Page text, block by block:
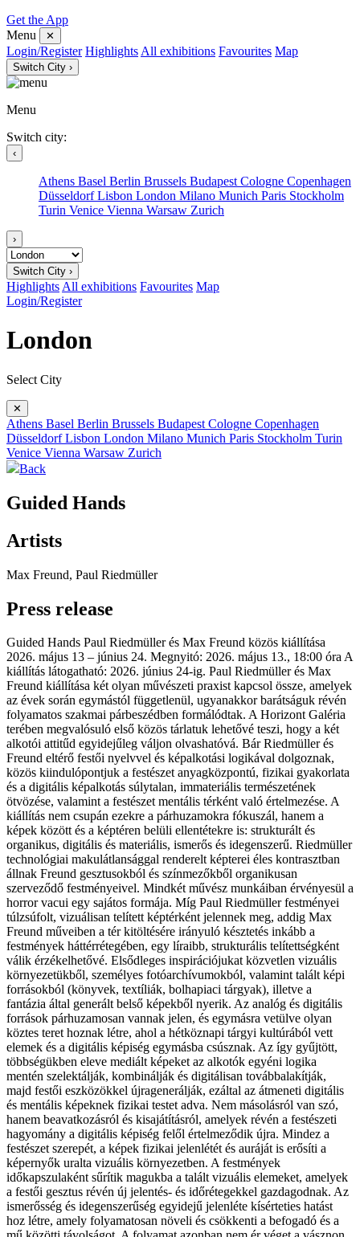
Get the App
Menu
✕
Login/Register Highlights All exhibitions Favourites Map
Switch City ›
Menu
Switch city:
‹
Athens Basel Berlin Brussels Budapest Cologne Copenhagen
DüsseldorfLisbon London Milano Munich Paris Stockholm
Turin Venice Vienna Warsaw Zurich
›
Switch City ›
Highlights All exhibitions Favourites Map
Login/Register
London
Select City
✕
Athens Basel Berlin Brussels Budapest Cologne Copenhagen
DüsseldorfLisbon London Milano Munich Paris Stockholm Turin
Venice Vienna Warsaw Zurich
Back
Guided Hands
Artists
Max Freund, Paul Riedmüller
Press release
Guided Hands Paul Riedmüller és Max Freund közös kiállítása
2026. május 13 – június 24. Megnyitó: 2026. május 13., 18:00 óra A
kiállítás látogatható: 2026. június 24-ig. Paul Riedmüller és Max
Freund kiállítása két olyan művészeti praxist kapcsol össze, amelyek
az évek során egymástól függetlenül, ugyanakkor barátságuk révén
folyamatos szakmai párbeszédben formálódtak. A Horizont Galéria
terében megvalósuló első közös tárlatuk lehetővé teszi, hogy a két
alkotói attitűd egyidejűleg váljon olvashatóvá. Bár Riedmüller és
Freund eltérő festői nyelvvel és képalkotási logikával dolgoznak,
közös kiindulópontjuk a festészet anyagközpontú, fizikai gyakorlata
és a digitális képalkotás súlytalan, immateriális természetének
ötvözése, valamint a festészet mentális térként való értelmezése. A
kiállítás nem csupán ezekre a párhuzamokra fókuszál, hanem a
képek között és a képtéren belüli ellentétekre is: strukturált és
organikus, digitális és materiális, ismerős és idegenszerű. Riedmüller
technológiai makulátlansággal renderelt képterei éles kontrasztban
állnak Freund gesztusokból és színmezőkből organikusan
szerveződő festményeivel. Mindkét művész munkáiban érvényesül a
horror vacui egy sajátos formája. Míg Paul Riedmüller festményei
túlzsúfolt, vizuálisan telített képtérként jelennek meg, addig Max
Freund műveiben a tér kitöltésére irányuló késztetés inkább a
festmények háttérrétegében, egy líraibb, strukturális telítettségként
válik érzékelhetővé. Elsődleges inspirációjukat közvetlen vizuális
környezetükből, személyes fotóarchívumokból, valamint talált képi
forrásokból (könyvek, textíliák, bolhapiaci tárgyak), illetve a
fantázia által generált belső képekből nyerik. Az analóg és digitális
források párhuzamosan vannak jelen, és egymásra vetülve olyan
köztes teret hoznak létre, ahol a hétköznapi tárgyi kultúrából vett
elemek és a digitális képiség egymásba csúsznak. Az így gyűjtött,
többségükben eleve mediált képeket az alkotók egyéni logika
mentén szelektálják, kombinálják és digitálisan továbbalakítják,
majd festői eszközökkel újragenerálják, ezáltal az átmeneti digitális
és mentális képeknek fizikai testet adva. Nem másolásról van szó,
hanem beavatkozásról és kisajátításról, amelyek révén a festészeti
hagyomány a digitális képiség felől értelmeződik újra. Mindez a
festészet szerepét, a képek fizikai jelenlétét és auráját is erősíti a
képernyők uralta vizuális környezetben. A festmények
időkapszulaként sűrítik magukba a talált vizuális elemeket, amelyek
a festői gesztus révén új jelentés- és időrétegekkel gazdagodnak. Az
ismerősség és idegenszerűség egyidejű jelenléte kísérteties hatást
hoz létre, amely folyamatosan növeli és csökkenti a befogadó és a